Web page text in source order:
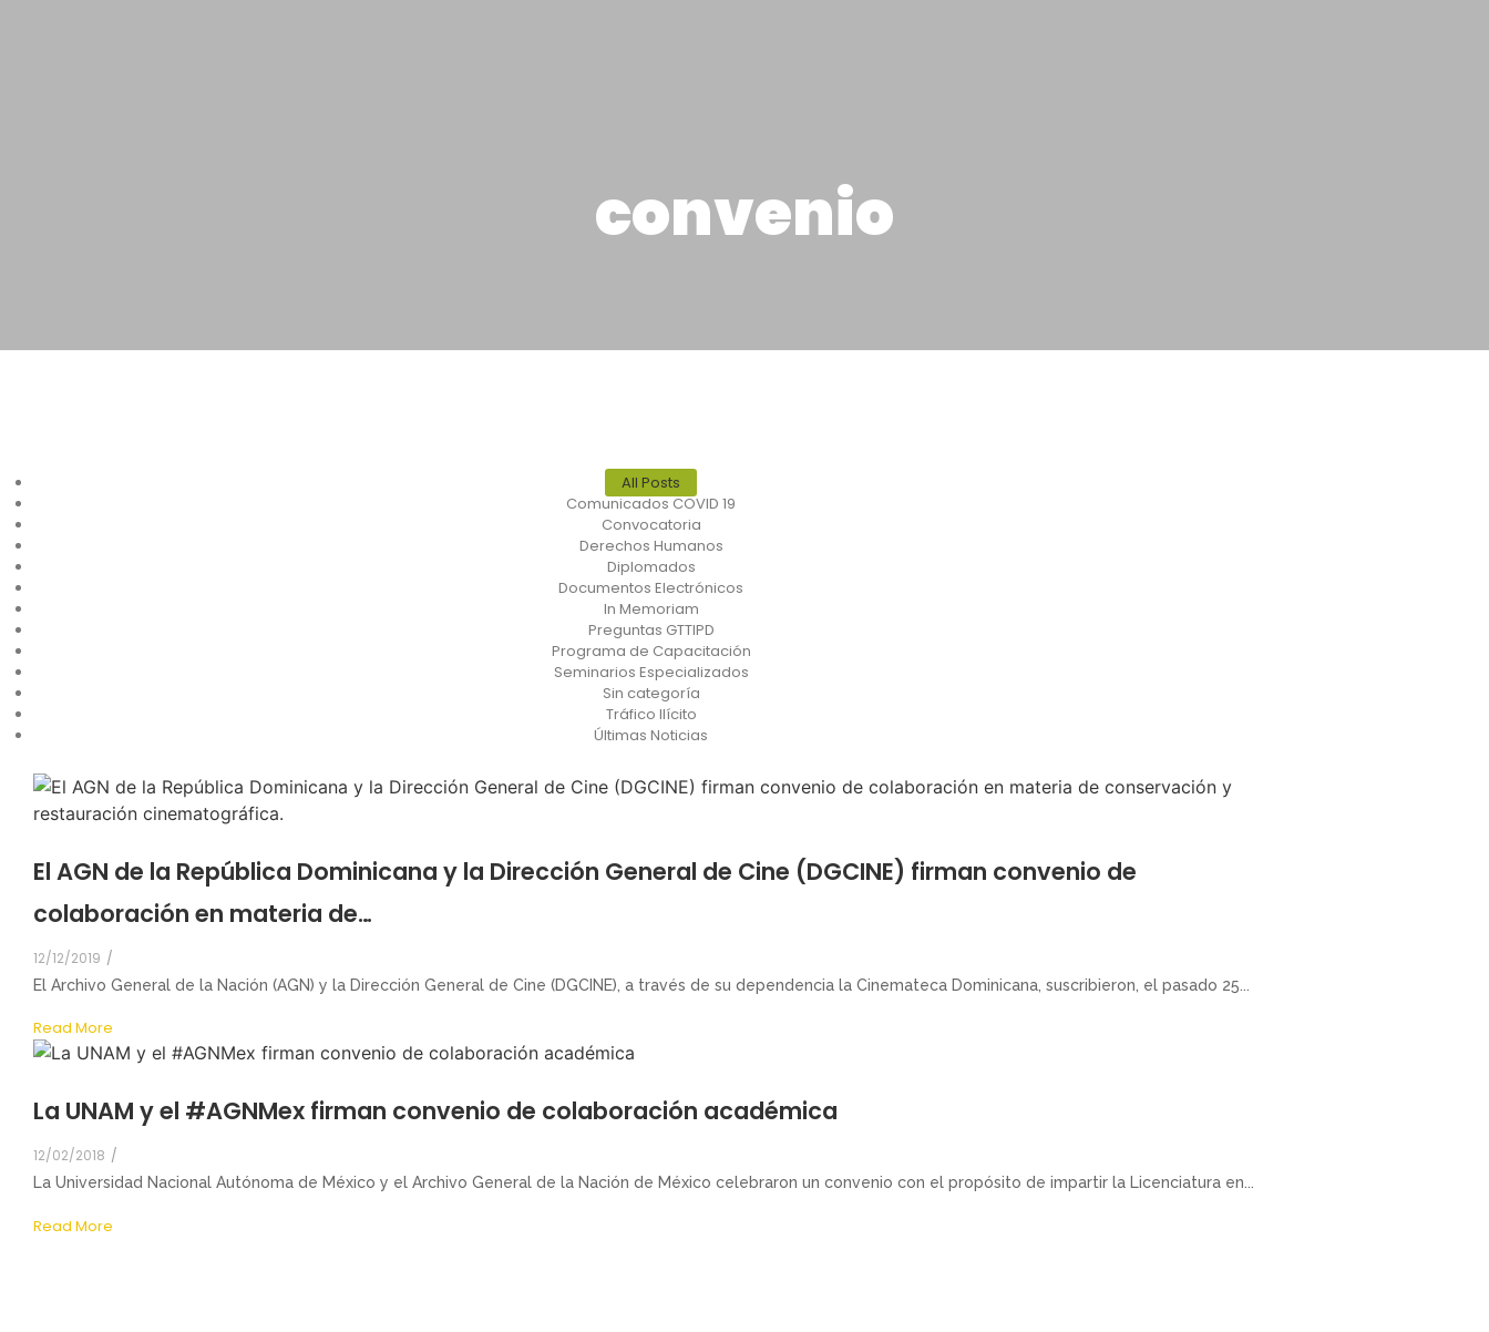
convenio
All Posts
Comunicados COVID 19
Convocatoria
Derechos Humanos
Diplomados
Documentos Electrónicos
In Memoriam
Preguntas GTTIPD
Programa de Capacitación
Seminarios Especializados
Sin categoría
Tráfico Ilícito
Últimas Noticias
El AGN de la República Dominicana y la Dirección General de Cine (DGCINE) firman convenio de
colaboración en materia de…
12/12/2019 /
El Archivo General de la Nación (AGN) y la Dirección General de Cine (DGCINE), a través de su dependencia la Cinemateca Dominicana, suscribieron, el pasado 25...
Read More
La UNAM y el #AGNMex firman convenio de colaboración académica
12/02/2018 /
La Universidad Nacional Autónoma de México y el Archivo General de la Nación de México celebraron un convenio con el propósito de impartir la Licenciatura en...
Read More